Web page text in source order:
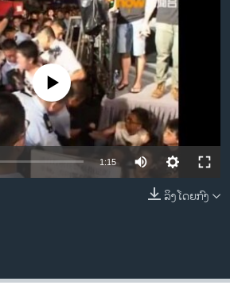
າວsource currently available
1:15
ລິງໂດຍກົງ